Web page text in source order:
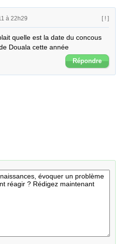
à 22h29 [ ! ]
quelle est la date du concous
Douala cette année
Répondre